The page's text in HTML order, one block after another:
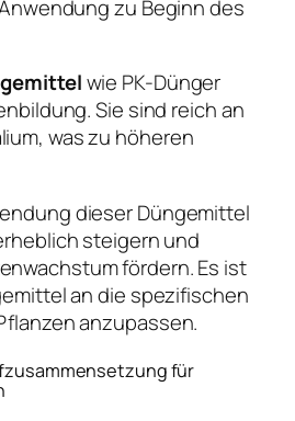
zu Beginn des
wie PK-Dünger
Sie sind reich an
was zu höheren
dieser Düngemittel
steigern und
fördern. Es ist
an die spezifischen
anzupassen.
für